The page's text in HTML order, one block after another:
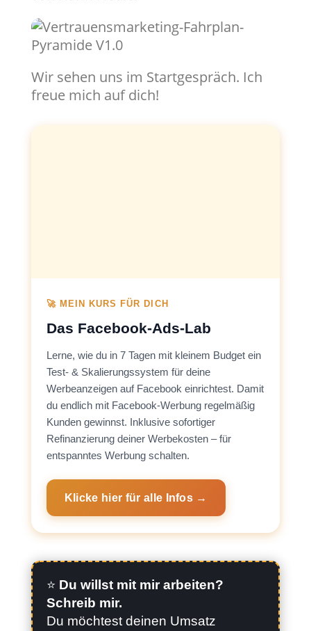
Wir sehen uns im Startgespräch. Ich
freue mich auf dich!
🚀 MEIN KURS FÜR DICH
Das Facebook-Ads-Lab
Lerne, wie du in 7 Tagen mit kleinem Budget ein
Test- & Skalierungssystem für deine
Werbeanzeigen auf Facebook einrichtest. Damit
du endlich mit Facebook-Werbung regelmäßig
Kunden gewinnst. Inklusive sofortiger
Refinanzierung deiner Werbekosten – für
entspanntes Werbung schalten.
Klicke hier für alle Infos →
⭐️ Du willst mit mir arbeiten?
Schreib mir.
Du möchtest deinen Umsatz